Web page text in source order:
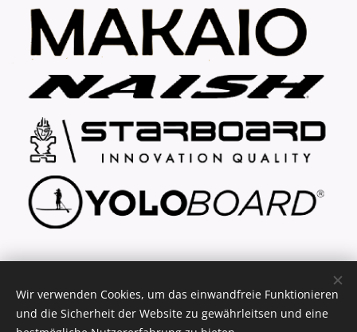
... explore your freedom
Wir verwenden Cookies, um das einwandfreie Funktionieren
und die Sicherheit der Website zu gewährleitsen und eine